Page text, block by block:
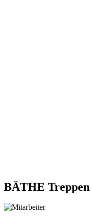
BÄTHE Treppen